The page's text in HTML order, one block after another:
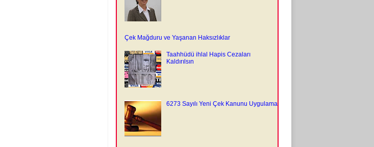
Çek Mağduru ve Yaşanan Haksızlıklar
Taahhüdü ihlal Hapis Cezaları
Kaldırılsın
6273 Sayılı Yeni Çek Kanunu Uygulama